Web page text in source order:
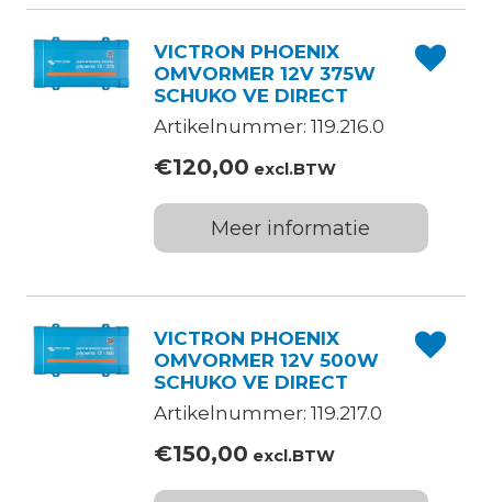
VICTRON PHOENIX
OMVORMER 12V 375W
SCHUKO VE DIRECT
Artikelnummer: 119.216.0
€120,00 excl.BTW
Meer informatie
VICTRON PHOENIX
OMVORMER 12V 500W
SCHUKO VE DIRECT
Artikelnummer: 119.217.0
€150,00 excl.BTW